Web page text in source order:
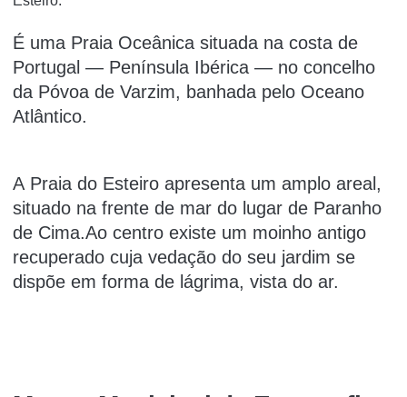
É uma Praia Oceânica situada na costa de
Portugal — Península Ibérica — no concelho
da Póvoa de Varzim, banhada pelo Oceano
Atlântico.
A Praia do Esteiro apresenta um amplo areal,
situado na frente de mar do lugar de Paranho
de Cima.Ao centro existe um moinho antigo
recuperado cuja vedação do seu jardim se
dispõe em forma de lágrima, vista do ar.